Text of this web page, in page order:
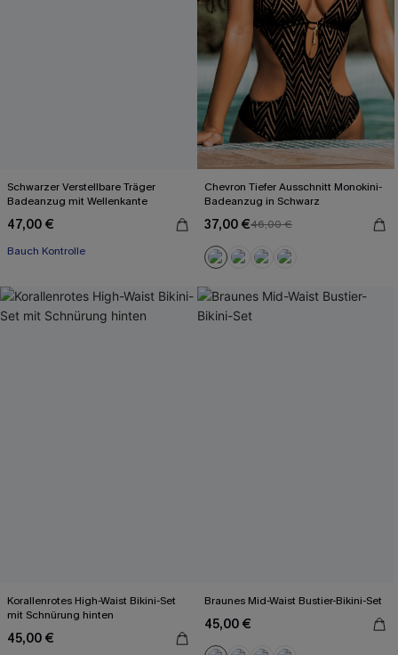
Schwarzer Verstellbare Träger
Badeanzug mit Wellenkante
47,00 €
Bauch Kontrolle
Chevron Tiefer Ausschnitt Monokini-
Badeanzug in Schwarz
37,00 €46,00 €
Korallenrotes High-Waist Bikini-Set
mit Schnürung hinten
45,00 €
Braunes Mid-Waist Bustier-Bikini-Set
45,00 €